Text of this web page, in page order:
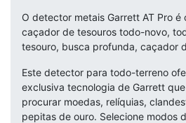
O detector metais Garrett AT Pro
caçador de tesouros todo-novo,
tesouro, busca profunda, caçador
Este detector para todo-terreno
exclusiva tecnologia de Garrett
procurar moedas, relíquias,
pepitas de ouro. Selecione modos